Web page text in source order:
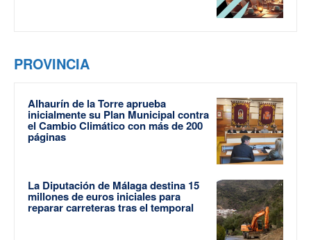
PROVINCIA
Alhaurín de la Torre aprueba
inicialmente su Plan Municipal contra
el Cambio Climático con más de 200
páginas
La Diputación de Málaga destina 15
millones de euros iniciales para
reparar carreteras tras el temporal